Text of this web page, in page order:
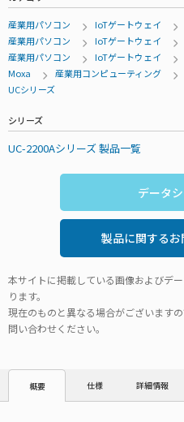
産業用パソコン IoTゲートウェイ
産業用パソコン
IoTゲートウェイ
産業用パソコン
IoTゲートウェイ
Moxa
産業用コンピューティング
UCシリーズ
シリーズ
UC-2200Aシリーズ 製品一覧
データ
製品に関する
本サイトに掲載している画像およびデ
ります。
現在のものと異なる場合がございます
問い合わせください。
概要 仕様 詳細情報